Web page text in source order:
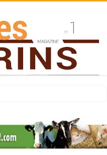
pour protéger son troupeau ?
quotidienne